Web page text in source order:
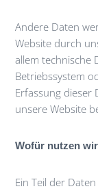
Andere Daten
Website durch
allem technische
Betriebssystem
Erfassung dieser
unsere Website
Wofür nutzen
Ein Teil der